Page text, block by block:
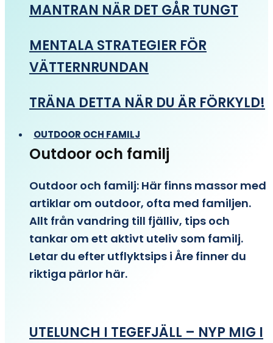
MANTRAN NÄR DET GÅR TUNGT
MENTALA STRATEGIER FÖR
VÄTTERNRUNDAN
TRÄNA DETTA NÄR DU ÄR FÖRKYLD!
OUTDOOR OCH FAMILJ
Outdoor och familj
Outdoor och familj: Här finns massor med
artiklar om outdoor, ofta med familjen.
Allt från vandring till fjälliv, tips och
tankar om ett aktivt uteliv som familj.
Letar du efter utflyktsips i Åre finner du
riktiga pärlor här.
UTELUNCH I TEGEFJÄLL – NYP MIG I